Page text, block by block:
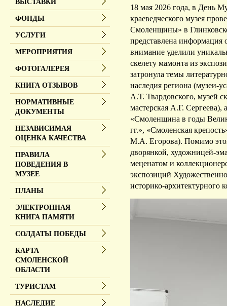
18 мая 2026 года, в День
краеведческого музея
Смоленщины» в
представлена информация
внимание уделили
скелету мамонта из
затронула темы
наследия региона
А.Т. Твардовского, музей
мастерская А.Г.
«Смоленщина в годы
гг.», «Смоленская
М.А. Егорова). Помимо
дворянкой, художницей-
меценатом и
экспозиций
историко-архитектурного
ВЫСТАВКИ
ФОНДЫ
УСЛУГИ
МЕРОПРИЯТИЯ
ФОТОГАЛЕРЕЯ
КНИГА ОТЗЫВОВ
НОРМАТИВНЫЕ
ДОКУМЕНТЫ
НЕЗАВИСИМАЯ
ОЦЕНКА КАЧЕСТВА
ПРАВИЛА
ПОВЕДЕНИЯ В
МУЗЕЕ
ПЛАНЫ
ЭЛЕКТРОННАЯ
КНИГА ПАМЯТИ
СОЛДАТЫ ПОБЕДЫ
КАРТА
СМОЛЕНСКОЙ
ОБЛАСТИ
ТУРИСТАМ
НАСЛЕДИЕ